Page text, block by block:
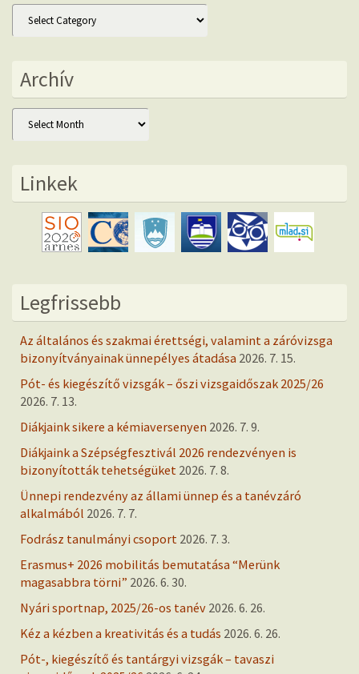
Kategóriák
Archív
Archív
Linkek
Legfrissebb
Az általános és szakmai érettségi, valamint a záróvizsga
bizonyítványainak ünnepélyes átadása 2026. 7. 15.
Pót- és kiegészítő vizsgák – őszi vizsgaidőszak 2025/26
2026. 7. 13.
Diákjaink sikere a kémiaversenyen 2026. 7. 9.
Diákjaink a Szépségfesztivál 2026 rendezvényen is
bizonyították tehetségüket 2026. 7. 8.
Ünnepi rendezvény az állami ünnep és a tanévzáró
alkalmából 2026. 7. 7.
Fodrász tanulmányi csoport 2026. 7. 3.
Erasmus+ 2026 mobilitás bemutatása “Merünk
magasabbra törni” 2026. 6. 30.
Nyári sportnap, 2025/26-os tanév 2026. 6. 26.
Kéz a kézben a kreativitás és a tudás 2026. 6. 26.
Pót-, kiegészítő és tantárgyi vizsgák – tavaszi